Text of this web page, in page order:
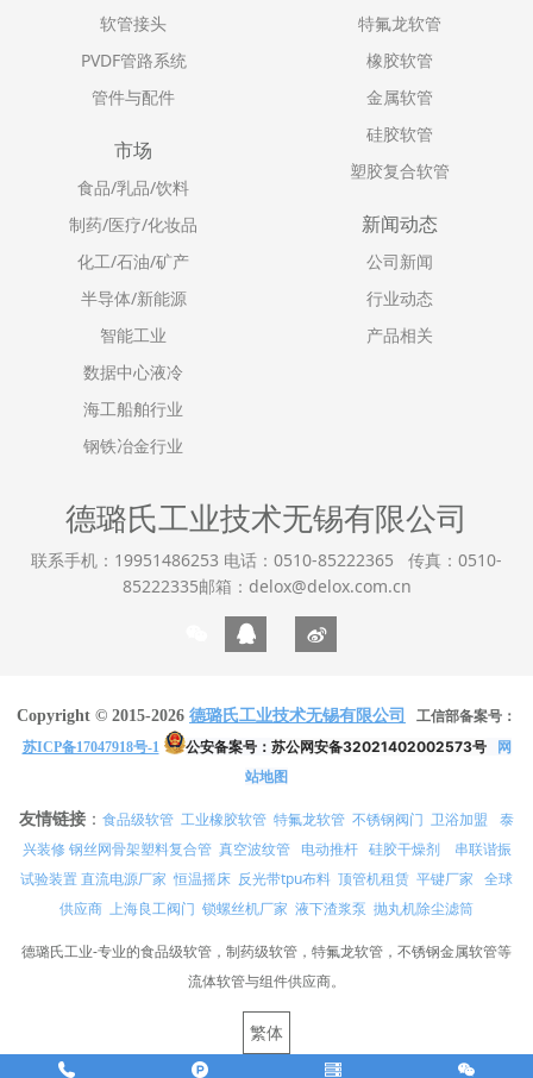
软管接头
PVDF管路系统
管件与配件
特氟龙软管
橡胶软管
金属软管
硅胶软管
塑胶复合软管
市场
食品/乳品/饮料
制药/医疗/化妆品
化工/石油/矿产
半导体/新能源
智能工业
数据中心液冷
海工船舶行业
钢铁冶金行业
新闻动态
公司新闻
行业动态
产品相关
德璐氏工业技术无锡有限公司
联系手机：19951486253 电话：0510-85222365 传真：0510-
85222335邮箱：delox@delox.com.cn
Copyright © 2015-2026 德璐氏工业技术无锡有限公司
工信部备案号：
苏ICP备17047918号-1
公安备案号： 苏公网安备32021402002573号
网
站地图
友情链接 ： 食品级软管 工业橡胶软管 特氟龙软管 不锈钢阀门 卫浴加盟
泰
兴装修 钢丝网骨架塑料复合管 真空波纹管 电动推杆 硅胶干燥剂
串联谐振
试验装置直流电源厂家 恒温摇床 反光带tpu布料 顶管机租赁 平键厂家 全球
供应商 上海良工阀门 锁螺丝机厂家 液下渣浆泵 抛丸机除尘滤筒
德璐氏工业-专业的食品级软管，制药级软管，特氟龙软管，不锈钢金属软管等
流体软管与组件供应商。
繁体